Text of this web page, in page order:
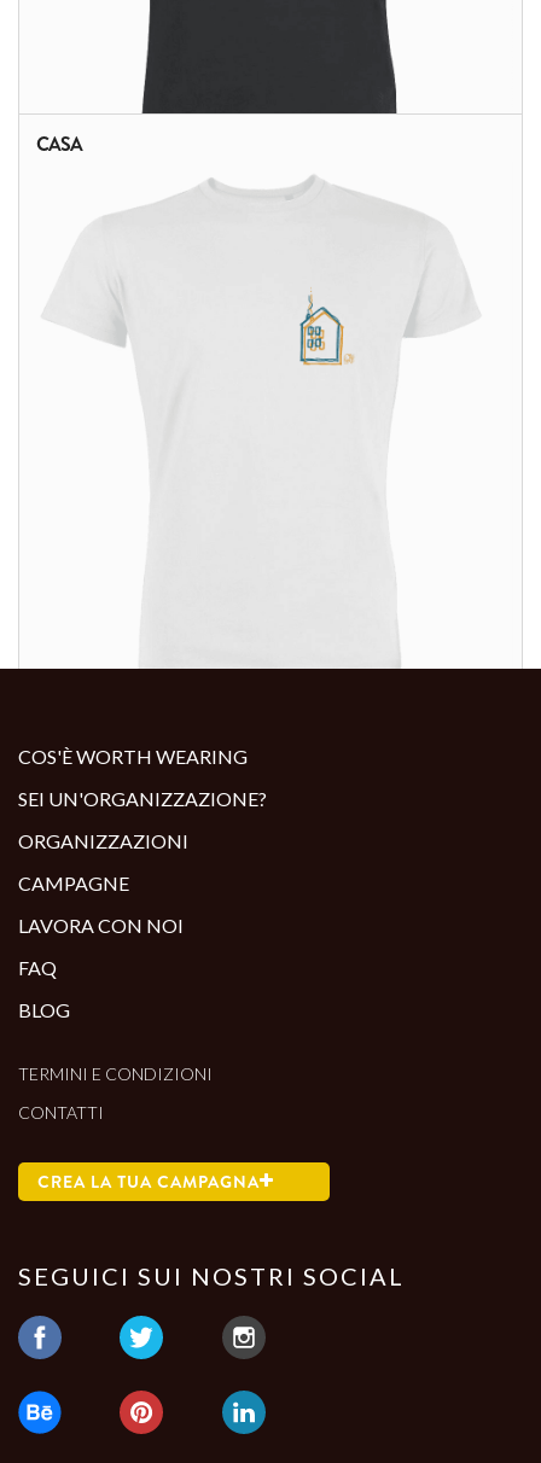
CASA
COS'È WORTH WEARING
SEI UN'ORGANIZZAZIONE?
ORGANIZZAZIONI
CAMPAGNE
LAVORA CON NOI
FAQ
BLOG
TERMINI E CONDIZIONI
CONTATTI
CREA LA TUA CAMPAGNA
SEGUICI SUI NOSTRI SOCIAL